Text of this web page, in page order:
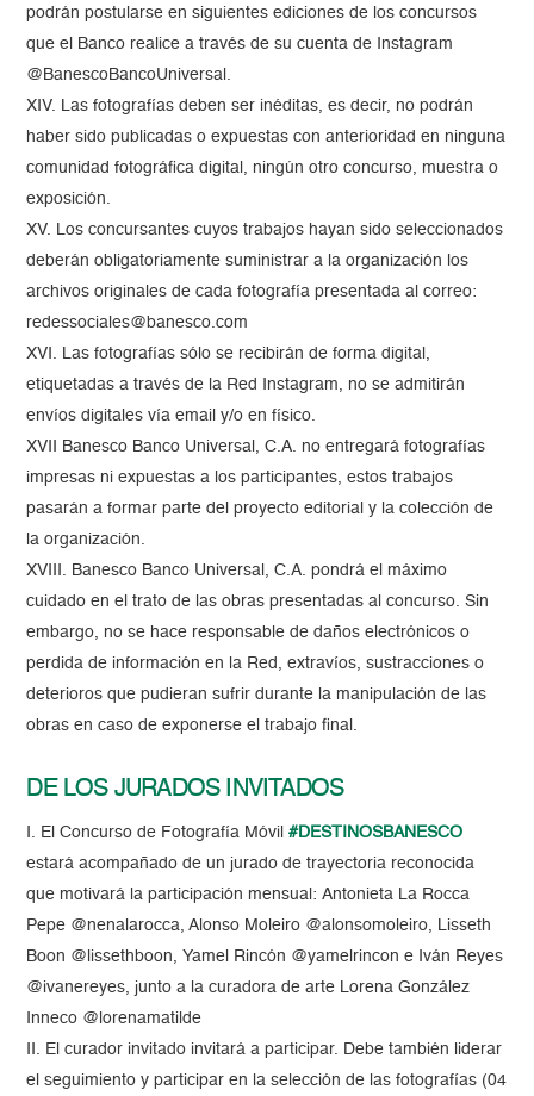
podrán postularse en siguientes ediciones de los concursos
que el Banco realice a través de su cuenta de Instagram
@BanescoBancoUniversal.
XIV. Las fotografías deben ser inéditas, es decir, no podrán
haber sido publicadas o expuestas con anterioridad en ninguna
comunidad fotográfica digital, ningún otro concurso, muestra o
exposición.
XV. Los concursantes cuyos trabajos hayan sido seleccionados
deberán obligatoriamente suministrar a la organización los
archivos originales de cada fotografía presentada al correo:
redessociales@banesco.com
XVI. Las fotografías sólo se recibirán de forma digital,
etiquetadas a través de la Red Instagram, no se admitirán
envíos digitales vía email y/o en físico.
XVII Banesco Banco Universal, C.A. no entregará fotografías
impresas ni expuestas a los participantes, estos trabajos
pasarán a formar parte del proyecto editorial y la colección de
la organización.
XVIII. Banesco Banco Universal, C.A. pondrá el máximo
cuidado en el trato de las obras presentadas al concurso. Sin
embargo, no se hace responsable de daños electrónicos o
perdida de información en la Red, extravíos, sustracciones o
deterioros que pudieran sufrir durante la manipulación de las
obras en caso de exponerse el trabajo final.
DE LOS JURADOS INVITADOS
I. El Concurso de Fotografía Móvil#DESTINOSBANESCO
estará acompañado de un jurado de trayectoria reconocida
que motivará la participación mensual: Antonieta La Rocca
Pepe @nenalarocca, Alonso Moleiro @alonsomoleiro, Lisseth
Boon @lissethboon, Yamel Rincón @yamelrincon e Iván Reyes
@ivanereyes, junto a la curadora de arte Lorena González
Inneco @lorenamatilde
II. El curador invitado invitará a participar. Debe también liderar
el seguimiento y participar en la selección de las fotografías (04